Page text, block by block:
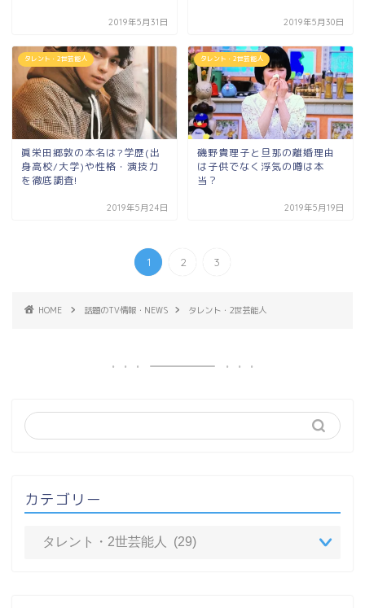
2019年5月31日 2019年5月30日
タレント・2世芸能人
眞栄田郷敦の本名は?学歴(出
身高校/大学)や性格・演技力
を徹底調査!
2019年5月24日
タレント・2世芸能人
磯野貴理子と旦那の離婚理由
は子供でなく浮気の噂は本
当？
2019年5月19日
1 2 3
HOME 話題のTV情報・NEWS タレント・2世芸能人
カテゴリー